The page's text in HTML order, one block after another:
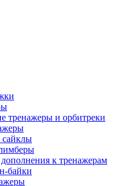
тренажеры и орбитреки
к тренажерам
байки